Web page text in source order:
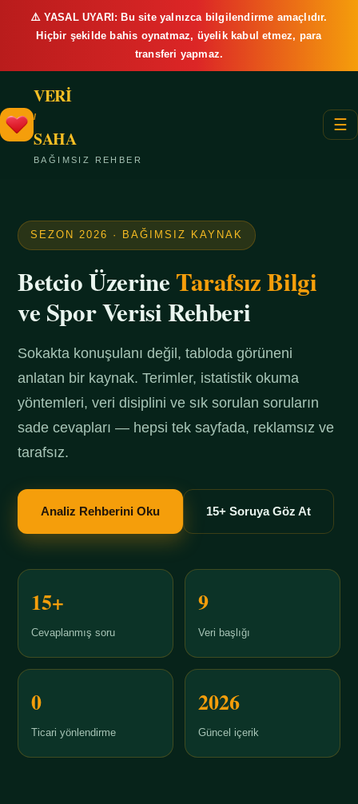
⚠️ YASAL UYARI: Bu site yalnızca bilgilendirme amaçlıdır.
Hiçbir şekilde bahis oynatmaz, üyelik kabul etmez, para
transferi yapmaz.
VERİ
/
SAHA
BAĞIMSIZ REHBER
☰
SEZON 2026 · BAĞIMSIZ KAYNAK
Betcio ÜzerineTarafsız Bilgi
ve Spor Verisi Rehberi
Sokakta konuşulanı değil, tabloda görüneni
anlatan bir kaynak. Terimler, istatistik okuma
yöntemleri, veri disiplini ve sık sorulan soruların
sade cevapları — hepsi tek sayfada, reklamsız ve
tarafsız.
Analiz Rehberini Oku 15+ Soruya Göz At
15+
Cevaplanmış soru
9
Veri başlığı
0
Ticari yönlendirme
2026
Güncel içerik